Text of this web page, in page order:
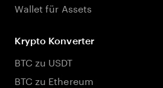
Wallet für Assets
Krypto Konverter
BTC zu USDT
BTC zu Ethereum